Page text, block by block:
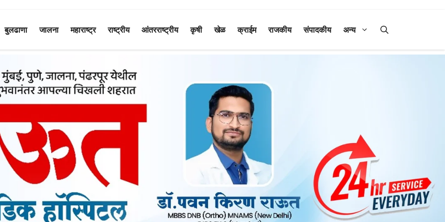
बुलढाणा जालना महाराष्ट्र राष्ट्रीय आंतरराष्ट्रीय कृषी खेळ क्राईम राजकीय संपादकीय अन्य